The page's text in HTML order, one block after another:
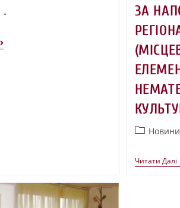
ЗА
Новини
Читати Далі